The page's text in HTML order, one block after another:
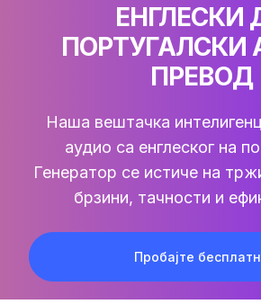
ЕНГЛЕСКИ
ПОРТУГАЛСКИ
ПРЕВОД
Наша вештачка
аудио са енглеског на
Генератор се истиче на
брзини, тачности и
Пробајте